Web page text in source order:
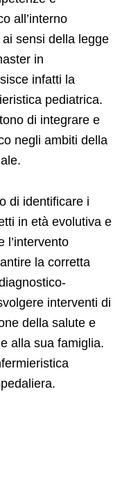
all’interno
sensi della legge
in
infatti la
pediatrica.
di integrare e
negli ambiti della
di identificare i
in età evolutiva e
l’intervento
la corretta
interventi di
della salute e
alla sua famiglia.